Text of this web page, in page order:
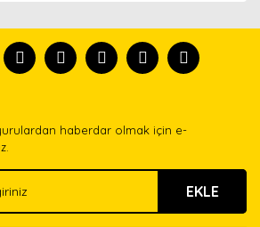
tanısın.
tarafımıza iletebilirsiniz.
için teşekkür ederiz.
eksik bilgiler bulunuyor.
bulunuyor.
sitelerden daha pahalı.
alternatifler olmalı.
haberdar olmak için e-
EKLE